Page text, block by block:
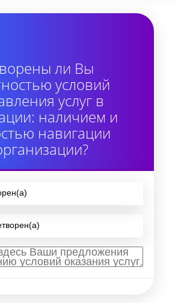
ли Вы
условий
услуг в
наличием и
навигации